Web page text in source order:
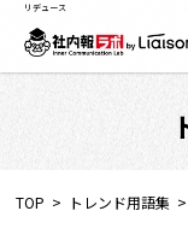
社
セミ
リデュース
TOP トレンド用語集